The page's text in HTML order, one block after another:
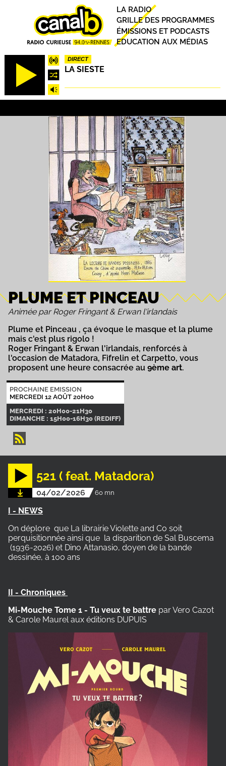
DIRECT
LA SIESTE
Principal
LA RADIO
GRILLE DES PROGRAMMES
ÉMISSIONS ET PODCASTS
EDUCATION AUX MÉDIAS
PLUME ET PINCEAU
Animée par Roger Fringant & Erwan l'irlandais
Plume et Pinceau , ça évoque le masque et la plume
mais c'est plus rigolo !
Roger Fringant & Erwan l'irlandais, renforcés à
l'occasion de Matadora, Fifrelin et Carpetto, vous
proposent une heure consacrée au 9ème art.
PROCHAINE EMISSION
MERCREDI 12 AOÛT 20H00
MERCREDI : 20H00-21H30
DIMANCHE : 15H00-16H30 (REDIFF)
521 ( feat. Matadora)
04/02/2026 60 mn
I - NEWS
On déplore que La librairie Violette and Co soit
perquisitionnée ainsi que la disparition de Sal Buscema
(1936-2026) et Dino Attanasio, doyen de la bande
dessinée, à 100 ans
II - Chroniques
Mi-Mouche Tome 1 - Tu veux te battre par Vero Cazot
& Carole Maurel aux éditions DUPUIS